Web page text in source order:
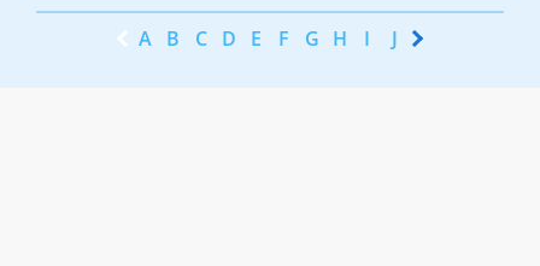
A B C D E F G H I J K